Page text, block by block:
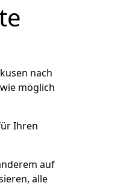
nach
möglich
Ihren
auf
alle